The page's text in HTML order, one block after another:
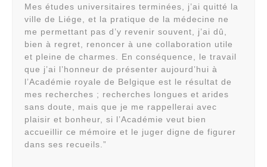
Mes études universitaires terminées, j’ai quitté la
ville de Liége, et la pratique de la médecine ne
me permettant pas d’y revenir souvent, j’ai dû,
bien à regret, renoncer à une collaboration utile
et pleine de charmes. En conséquence, le travail
que j’ai l’honneur de présenter aujourd’hui à
l’Académie royale de Belgique est le résultat de
mes recherches ; recherches longues et arides
sans doute, mais que je me rappellerai avec
plaisir et bonheur, si l’Académie veut bien
accueillir ce mémoire et le juger digne de figurer
dans ses recueils.”